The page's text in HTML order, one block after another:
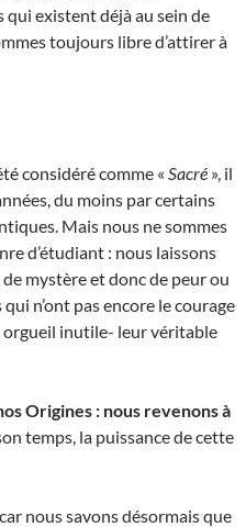
qui existent déjà au sein de
toujours libre d’attirer à
considéré comme « Sacré », il
du moins par certains
Mais nous ne sommes
d’étudiant : nous laissons
mystère et donc de peur ou
n’ont pas encore le courage
orgueil inutile- leur véritable
Origines : nous revenons à
temps, la puissance de cette
nous savons désormais que